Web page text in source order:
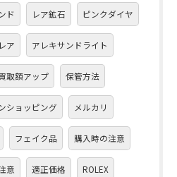
ド レア鉱石 ピンクダイヤ
レア アレキサンドライト
取額アップ 保管方法
ショッピング メルカリ
フェイク品 購入時の注意
意 適正価格 ROLEX